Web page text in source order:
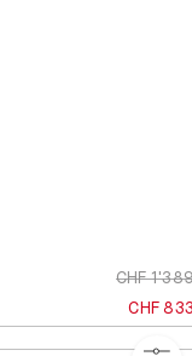
CHF
CHF 833